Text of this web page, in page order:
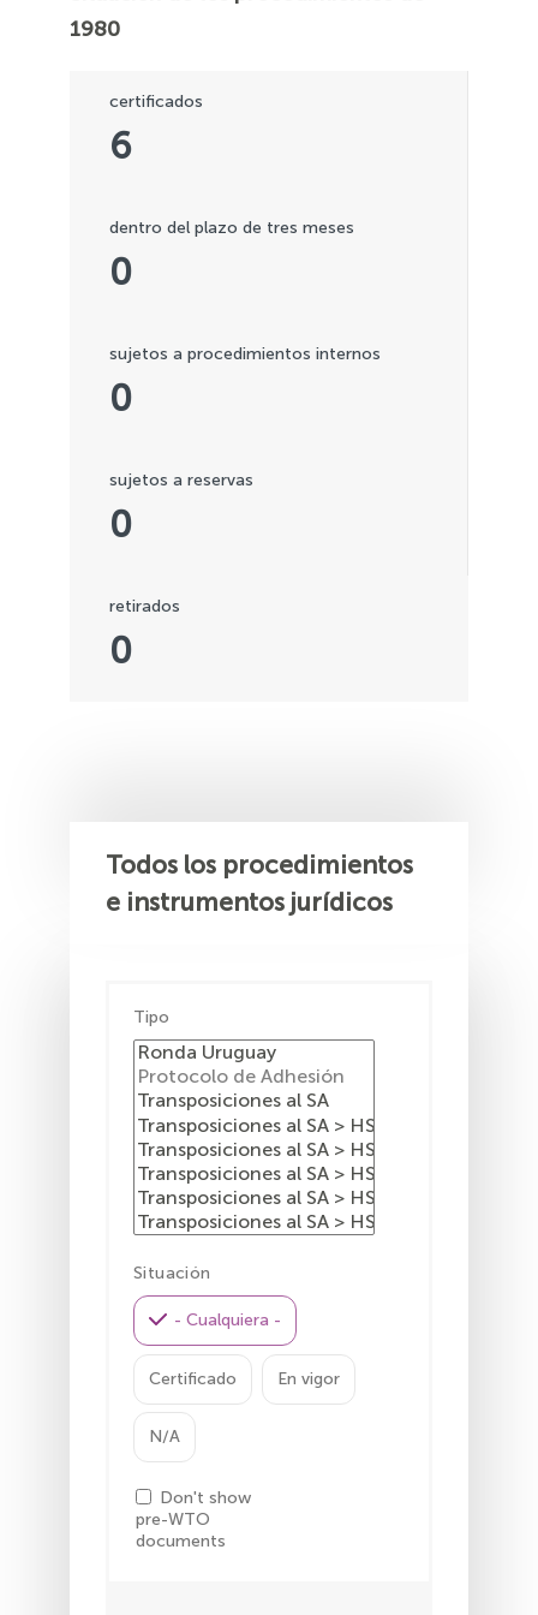
1980
6
certificados
0
dentro del plazo de tres meses
0
sujetos a procedimientos internos
0
sujetos a reservas
0
retirados
Todos los procedimientos
e instrumentos jurídicos
Tipo
Situación
- Cualquiera -
Certificado En vigor
N/A
Don't show
pre-WTO
documents